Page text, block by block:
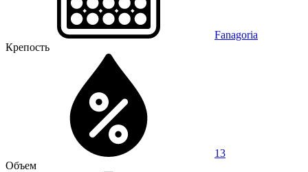
Fanagoria
Крепость
13
Объем